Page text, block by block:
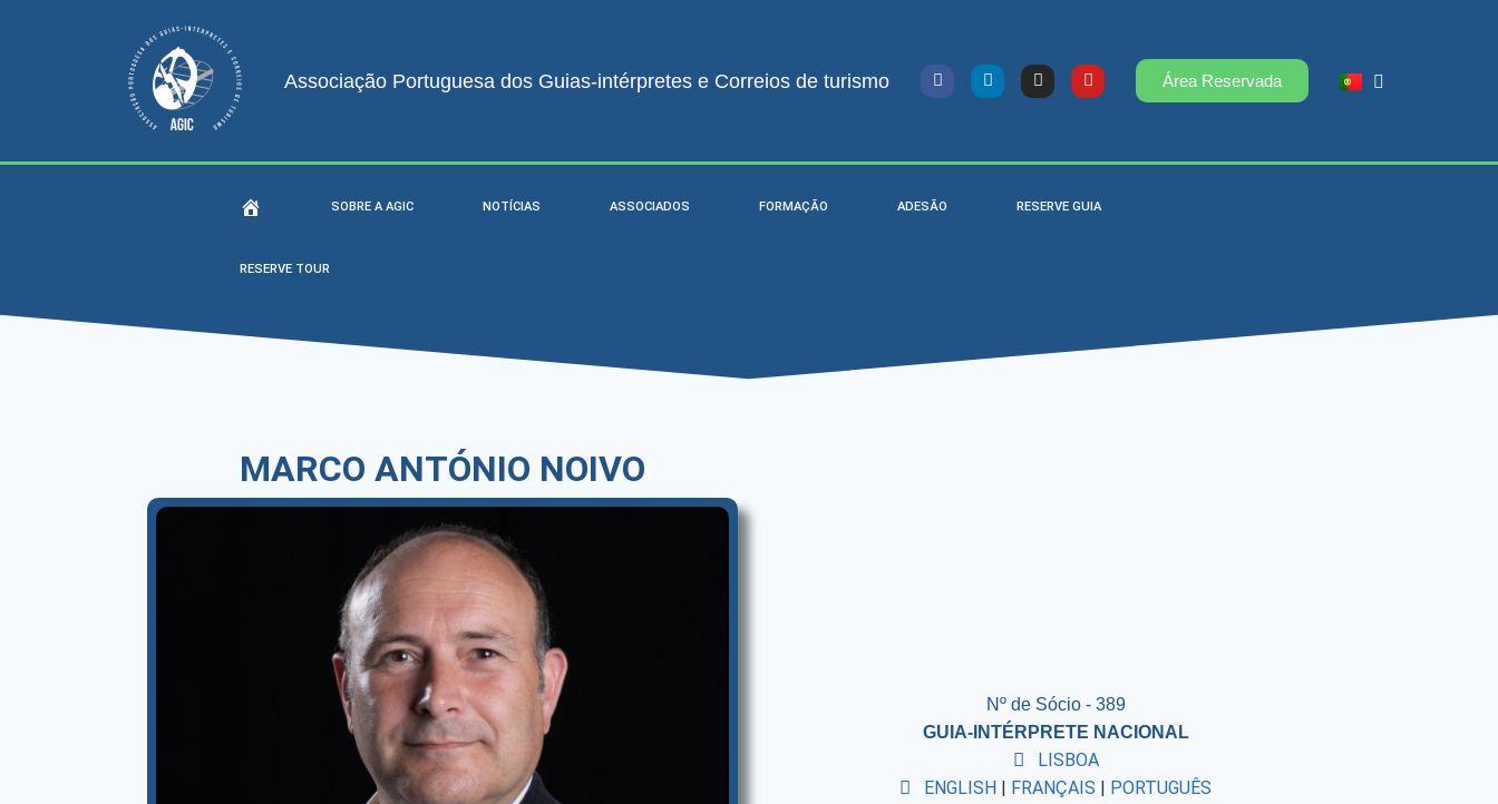
Associação Portuguesa dos Guias-intérpretes e Correios de turismo Área Reservada
SOBRE A AGIC NOTÍCIAS ASSOCIADOS FORMAÇÃO ADESÃO RESERVE GUIA
RESERVE TOUR
MARCO ANTÓNIO NOIVO
Nº de Sócio - 389
GUIA-INTÉRPRETE NACIONAL
LISBOA
ENGLISH
FRANÇAIS PORTUGUÊS